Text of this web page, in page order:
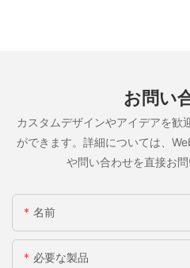
お問い
カスタムデザインやアイデアを歓
ができます。詳細については、
や問い合わせを直接お問
名前
必要な製品